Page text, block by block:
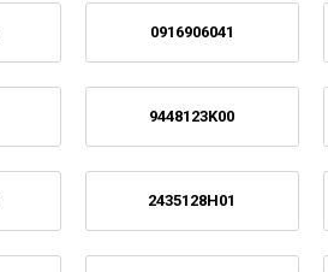
0916906041
9448123K00
2435128H01